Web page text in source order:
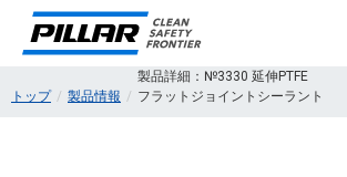
トップ 製品情報
製品詳細：№3330 延伸PTFE
フラットジョイントシーラント